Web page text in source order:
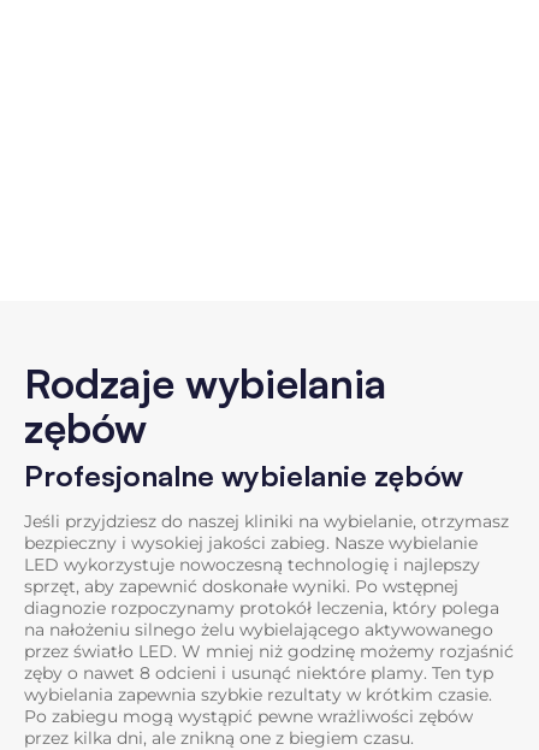
Rodzaje wybielania
zębów
Profesjonalne wybielanie zębów
Jeśli przyjdziesz do naszej kliniki na wybielanie, otrzymasz
bezpieczny i wysokiej jakości zabieg. Nasze wybielanie
LED wykorzystuje nowoczesną technologię i najlepszy
sprzęt, aby zapewnić doskonałe wyniki. Po wstępnej
diagnozie rozpoczynamy protokół leczenia, który polega
na nałożeniu silnego żelu wybielającego aktywowanego
przez światło LED. W mniej niż godzinę możemy rozjaśnić
zęby o nawet 8 odcieni i usunąć niektóre plamy. Ten typ
wybielania zapewnia szybkie rezultaty w krótkim czasie.
Po zabiegu mogą wystąpić pewne wrażliwości zębów
przez kilka dni, ale znikną one z biegiem czasu.